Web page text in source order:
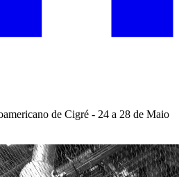
de Cigré - 24 a 28 de Maio